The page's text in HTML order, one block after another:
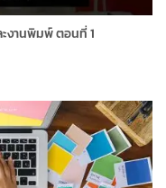
งานพิมพ์ ตอนที่ 1